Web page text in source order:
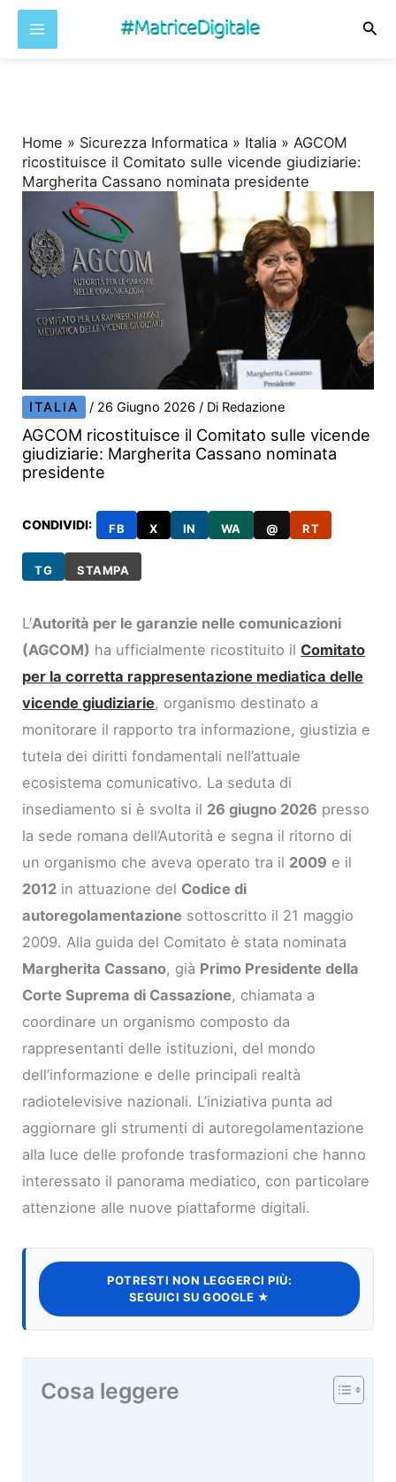
Home » Sicurezza Informatica » Italia »AGCOM
ricostituisce il Comitato sulle vicende giudiziarie:
Margherita Cassano nominata presidente
ITALIA / 26 Giugno 2026/ Di Redazione
AGCOM ricostituisce il Comitato sulle vicende
giudiziarie: Margherita Cassano nominata
presidente
CONDIVIDI: FB X IN WA @ RT
TG STAMPA
L’Autorità per le garanzie nelle comunicazioni
(AGCOM) ha ufficialmente ricostituito ilComitato
per la corretta rappresentazione mediatica delle
vicende giudiziarie, organismo destinato a
monitorare il rapporto tra informazione, giustizia e
tutela dei diritti fondamentali nell’attuale
ecosistema comunicativo. La seduta di
insediamento si è svolta il 26 giugno 2026 presso
la sede romana dell’Autorità e segna il ritorno di
un organismo che aveva operato tra il 2009 e il
2012 in attuazione del Codice di
autoregolamentazione sottoscritto il 21 maggio
2009. Alla guida del Comitato è stata nominata
Margherita Cassano, già Primo Presidente della
Corte Suprema di Cassazione, chiamata a
coordinare un organismo composto da
rappresentanti delle istituzioni, del mondo
dell’informazione e delle principali realtà
radiotelevisive nazionali. L’iniziativa punta ad
aggiornare gli strumenti di autoregolamentazione
alla luce delle profonde trasformazioni che hanno
interessato il panorama mediatico, con particolare
attenzione alle nuove piattaforme digitali.
POTRESTI NON LEGGERCI PIÙ:
SEGUICI SU GOOGLE ★
Cosa leggere